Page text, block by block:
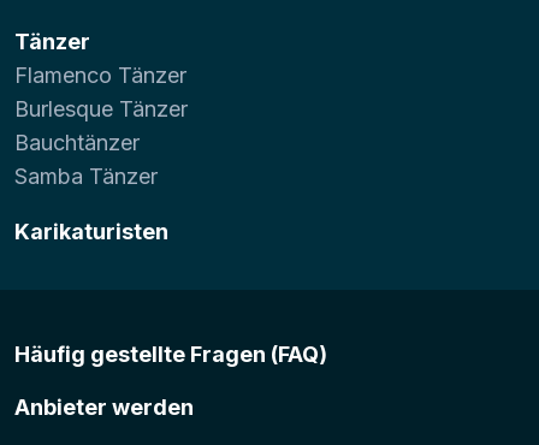
Tänzer
Flamenco Tänzer
Burlesque Tänzer
Bauchtänzer
Samba Tänzer
Karikaturisten
Häufig gestellte Fragen (FAQ)
Anbieter werden